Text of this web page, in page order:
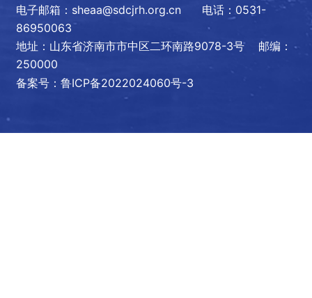
电子邮箱：sheaa@sdcjrh.org.cn 电话：0531-
86950063
地址：山东省济南市市中区二环南路9078-3号 邮编：
250000
备案号：鲁ICP备2022024060号-3